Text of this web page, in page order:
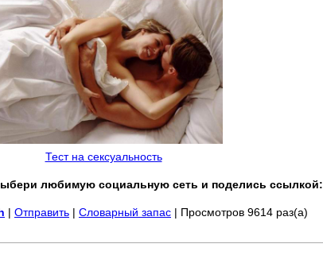
Тест на сексуальность
любимую социальную сеть и поделись ссылкой:
| Отправить | Словарный запас | Просмотров 9614 раз(а)